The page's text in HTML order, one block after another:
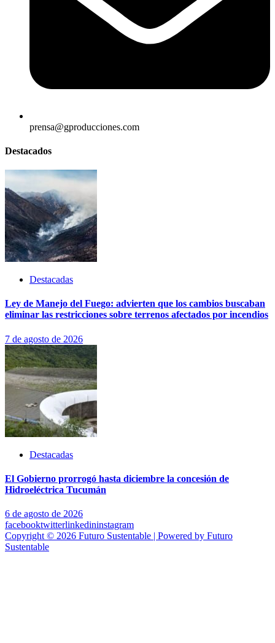
prensa@gproducciones.com
Destacados
Destacadas
Ley de Manejo del Fuego: advierten que los cambios buscaban
eliminar las restricciones sobre terrenos afectados por incendios
7 de agosto de 2026
Destacadas
El Gobierno prorrogó hasta diciembre la concesión de
Hidroeléctrica Tucumán
6 de agosto de 2026
facebooktwitterlinkedininstagram
Copyright © 2026 Futuro Sustentable | Powered by Futuro
Sustentable